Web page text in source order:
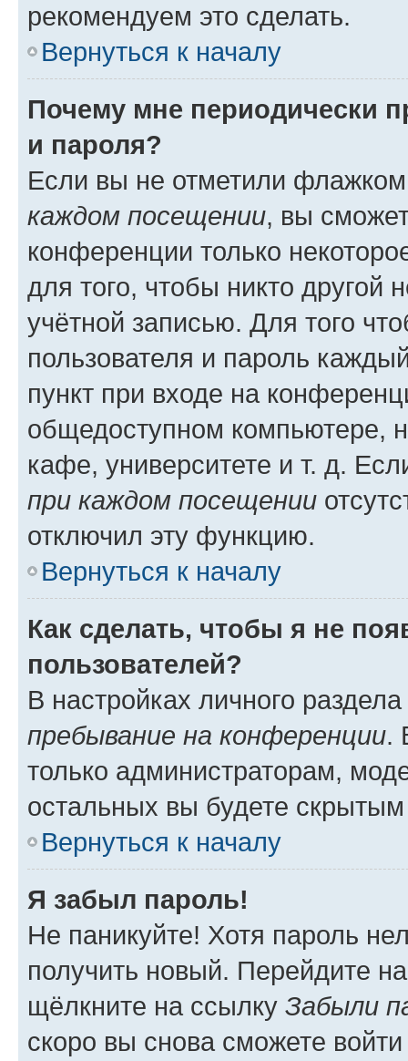
рекомендуем это сделать.
Вернуться к началу
Почему мне периодически
и пароля?
Если вы не отметили
каждом посещении, вы
конференции только
для того, чтобы никто другой
учётной записью. Для того
пользователя и пароль
пункт при входе на
общедоступном компьютере,
кафе, университете и т. д.
при каждом посещении
отключил эту функцию.
Вернуться к началу
Как сделать, чтобы я не
пользователей?
В настройках личного
пребывание на конференции.
только администраторам,
остальных вы будете
Вернуться к началу
Я забыл пароль!
Не паникуйте! Хотя пароль
получить новый. Перейдите
щёлкните на ссылку Забыли
скоро вы снова сможете